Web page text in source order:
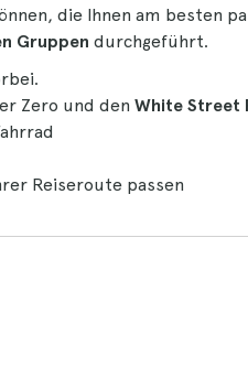
die Ihnen am besten
Gruppen durchgeführt.
Zero und den White Street
Reiseroute passen